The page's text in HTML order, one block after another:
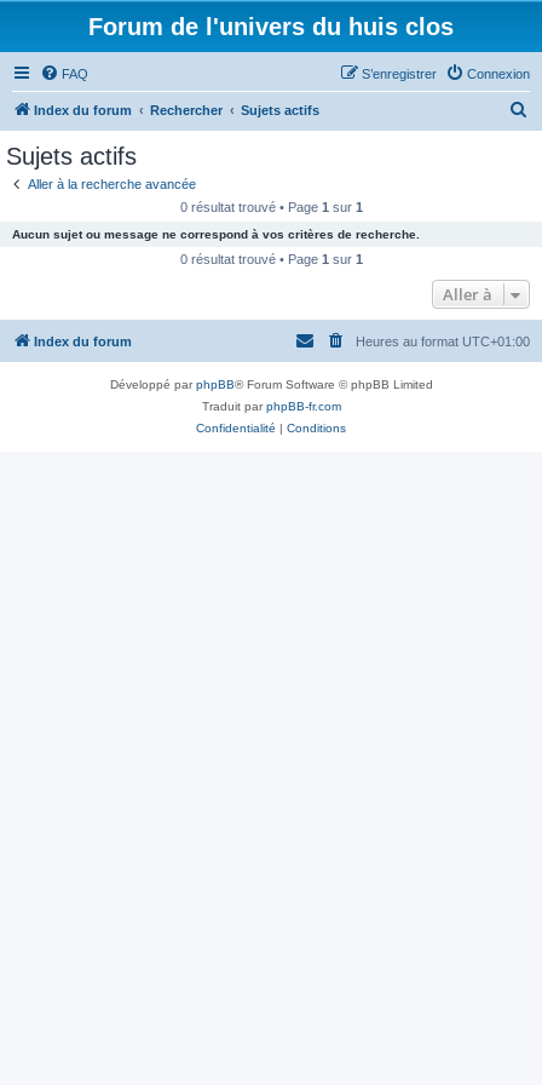
Forum de l'univers du huis clos
FAQ Connexion
S’enregistrer
Index du forum Rechercher Sujets actifs
c
e
Sujets actifs
Aller à la recherche avancée
0 résultat trouvé • Page 1 sur 1
Aucun sujet ou message ne correspond à vos critères de recherche.
0 résultat trouvé • Page 1 sur 1
Aller à
Index du forum Heures au format UTC+01:00
Développé parphpBB® Forum Software © phpBB Limited
Traduit parphpBB-fr.com
Confidentialité | Conditions